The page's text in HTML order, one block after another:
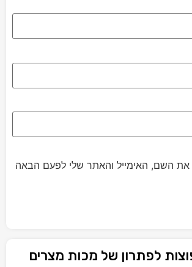
את השם, האימייל והאתר שלי לפעם הבאה
לפתרון של מכות מצרים